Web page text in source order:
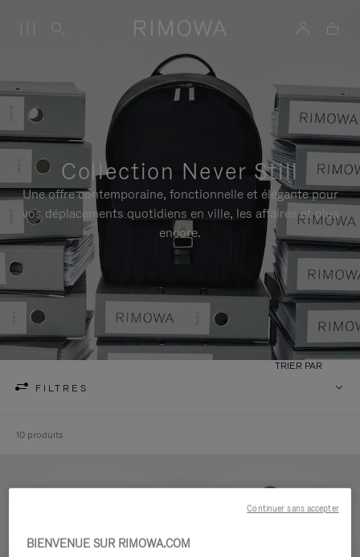
Collection Never Still
Une offre contemporaine, fonctionnelle et élégante pour
vos déplacements quotidiens en ville, les affaires et plus
encore.
FILTRES
TRIER PAR
10 produits
BIENVENUE SUR RIMOWA.COM
Continuer sans accepter